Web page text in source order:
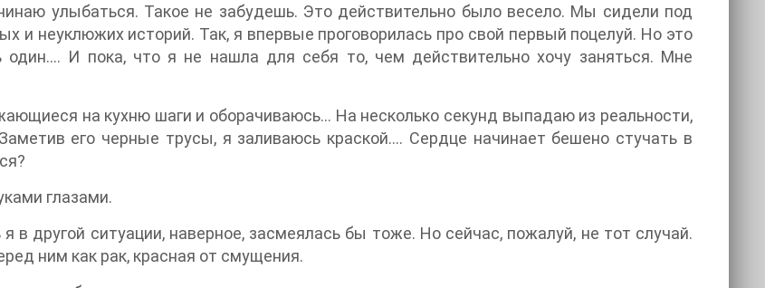
улыбаться. Такое не забудешь. Это действительно было весело. Мы сидели под
и неуклюжих историй. Так, я впервые проговорилась про свой первый поцелуй. Но это
И пока, что я не нашла для себя то, чем действительно хочу заняться. Мне
на кухню шаги и оборачиваюсь… На несколько секунд выпадаю из реальности,
его черные трусы, я заливаюсь краской…. Сердце начинает бешено стучать в
глазами.
в другой ситуации, наверное, засмеялась бы тоже. Но сейчас, пожалуй, не тот случай.
ним как рак, красная от смущения.